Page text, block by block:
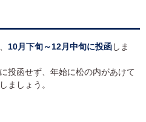
10月下旬～12月中旬に投函しま
投函せず、年始に松の内があけて
ましょう。